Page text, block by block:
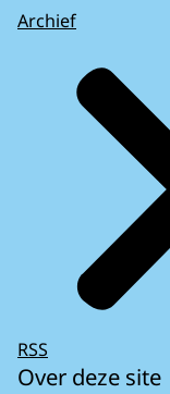
Archief
RSS
Over deze site